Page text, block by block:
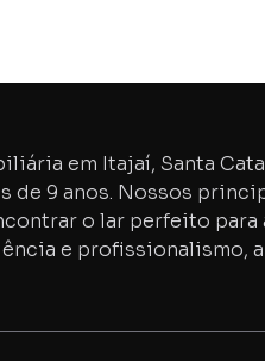
em Itajaí, Santa
de 9 anos. Nossos
o lar perfeito
e profissionalismo, a